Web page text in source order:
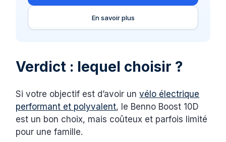
En savoir plus
Verdict : lequel choisir ?
Si votre objectif est d’avoir unvélo électrique
performant et polyvalent, le Benno Boost 10D
est un bon choix, mais coûteux et parfois limité
pour une famille.